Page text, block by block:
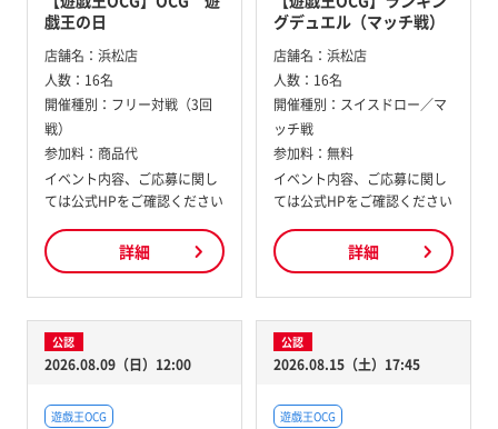
戯王の日
店舗名： 浜松店
人数： 16名
開催種別： フリー対戦（3回
戦）
参加料： 商品代
イベント内容、ご応募に関し
ては公式HPをご確認ください
詳細
グデュエル（マッチ戦）
店舗名： 浜松店
人数： 16名
開催種別： スイスドロー／マ
ッチ戦
参加料： 無料
イベント内容、ご応募に関し
ては公式HPをご確認ください
詳細
公認
2026.08.09（日）12:00
遊戯王OCG
公認
2026.08.15（土）17:45
遊戯王OCG